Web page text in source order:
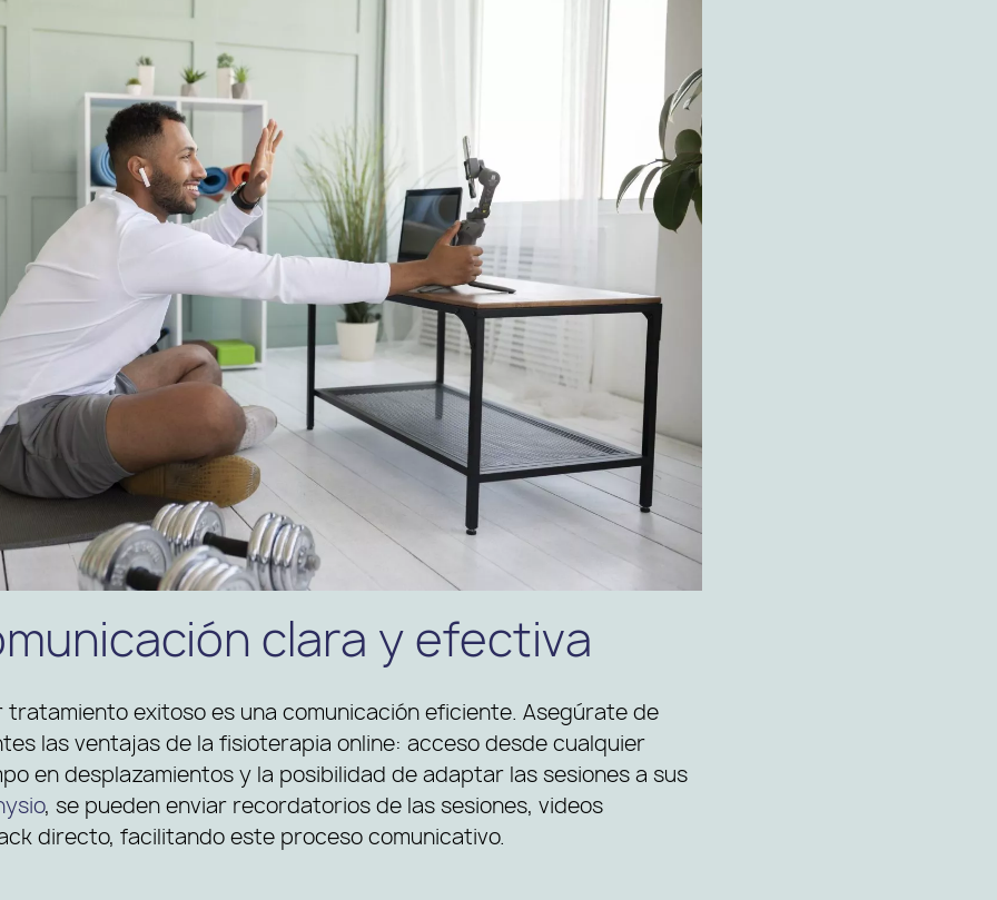
clara y efectiva
tratamiento exitoso es una comunicación eficiente. Asegúrate de
las ventajas de la fisioterapia online: acceso desde cualquier
en desplazamientos y la posibilidad de adaptar las sesiones a sus
, se pueden enviar recordatorios de las sesiones, videos
directo, facilitando este proceso comunicativo.